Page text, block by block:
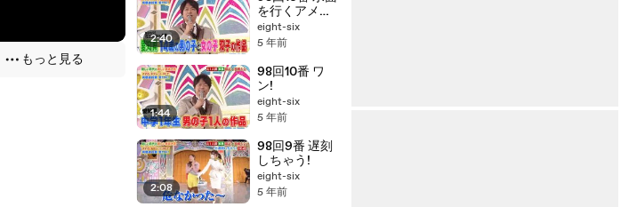
もっと見る
2:40
を行くアメン
ボ
eight-six
5 年前
1:44
98回10番 ワ
ン!
eight-six
5 年前
2:08
98回9番 遅刻
しちゃう!
eight-six
5 年前